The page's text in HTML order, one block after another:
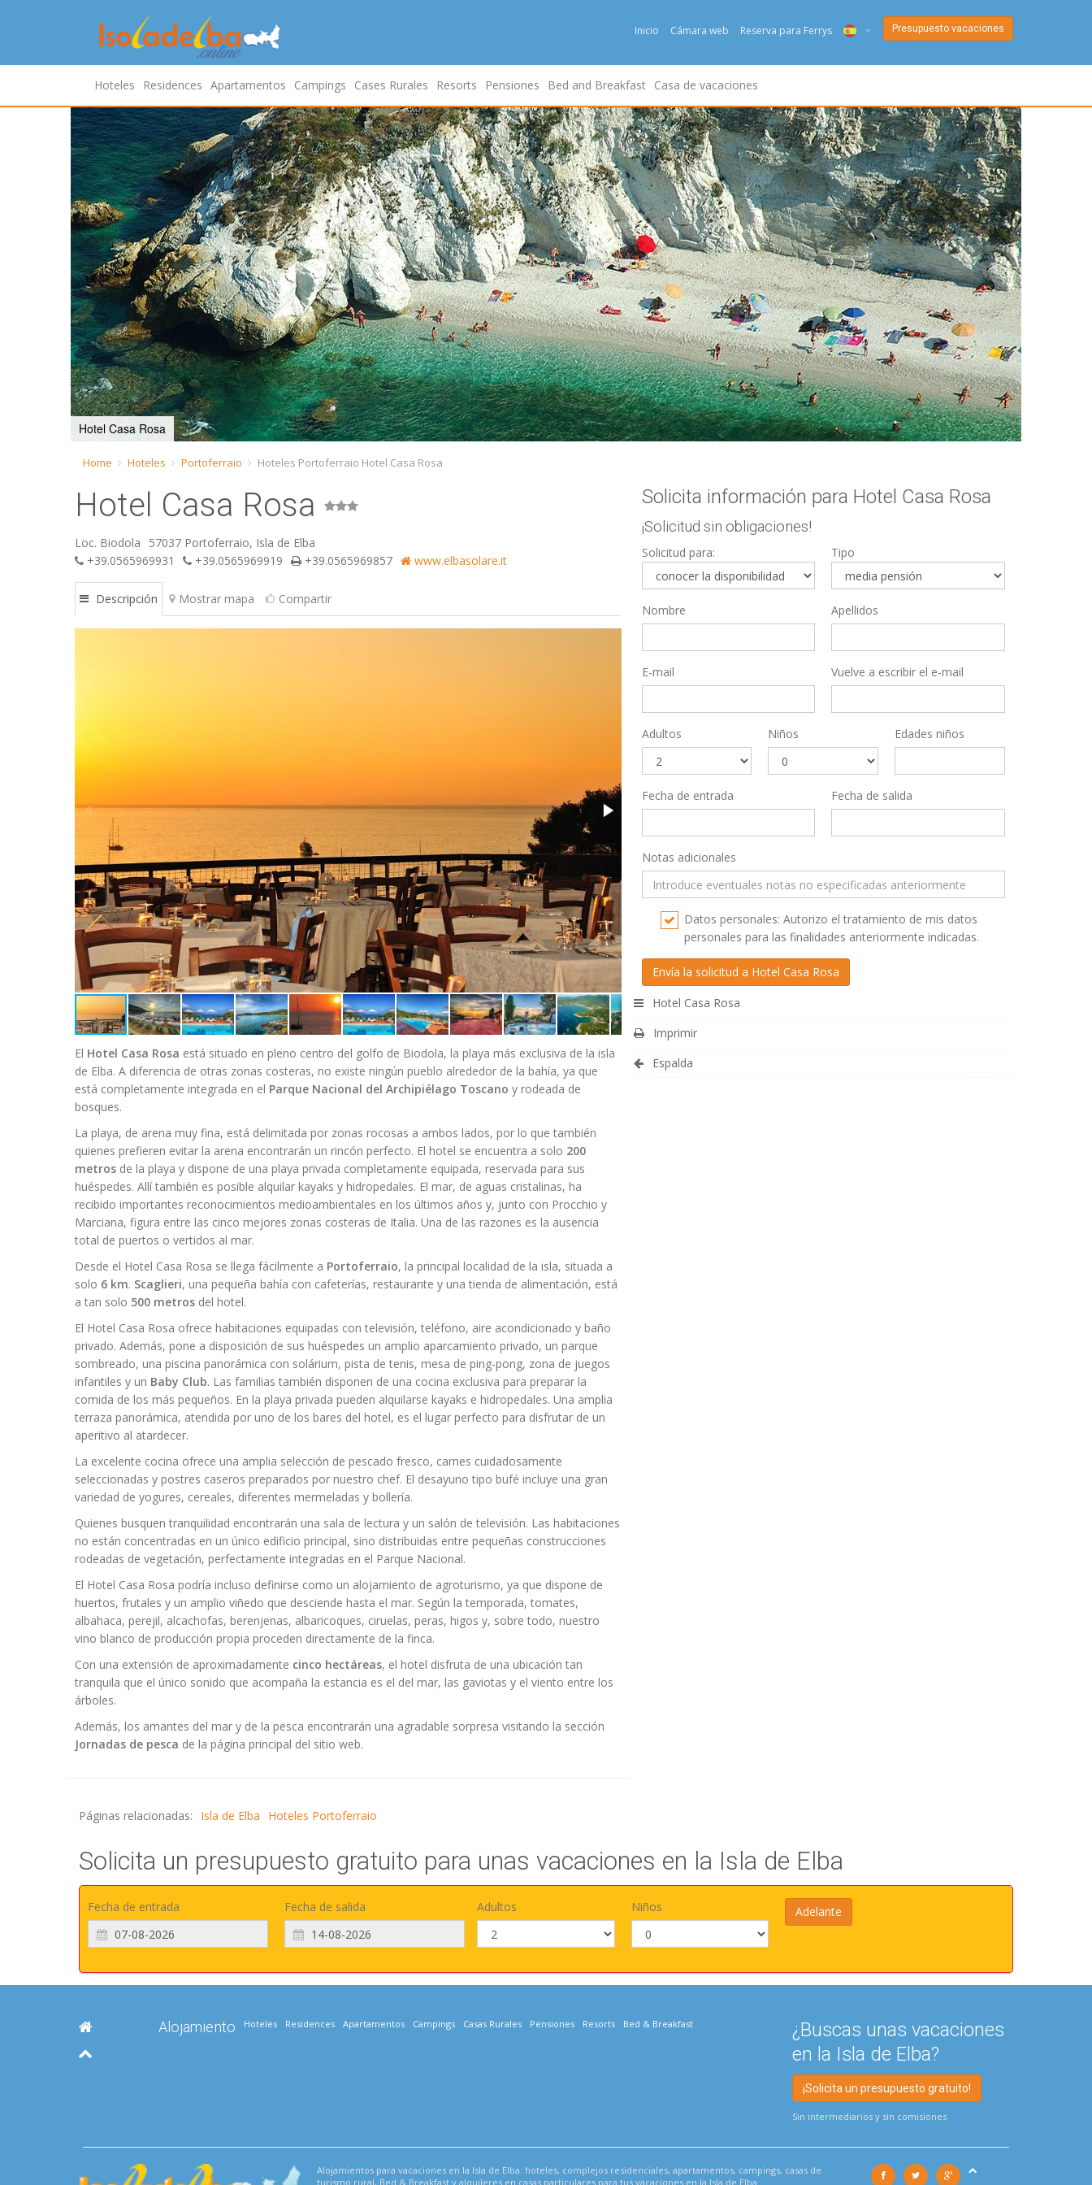
Inicio Cámara web Reserva para Ferrys
ENG
DEU
NED
FRA
PYC
DAN
ESP
SLO
Presupuesto vacaciones
Hoteles Residences Apartamentos Campings Cases Rurales Resorts Pensiones Bed and Breakfast Casa de vacaciones
Hotel Casa Rosa
Home Hoteles Portoferraio Hoteles Portoferraio Hotel Casa Rosa
Hotel Casa Rosa
Loc. Biodola
57037 Portoferraio, Isla de Elba
+39.0565969931
+39.0565969919 +39.0565969857 www.elbasolare.it
Descripción Mostrar mapa Compartir
El Hotel Casa Rosa está situado en pleno centro del golfo de Biodola, la playa más exclusiva de la isla
de Elba. A diferencia de otras zonas costeras, no existe ningún pueblo alrededor de la bahía, ya que
está completamente integrada en el Parque Nacional del Archipiélago Toscano y rodeada de
bosques.
La playa, de arena muy fina, está delimitada por zonas rocosas a ambos lados, por lo que también
quienes prefieren evitar la arena encontrarán un rincón perfecto. El hotel se encuentra a solo 200
metros de la playa y dispone de una playa privada completamente equipada, reservada para sus
huéspedes. Allí también es posible alquilar kayaks y hidropedales. El mar, de aguas cristalinas, ha
recibido importantes reconocimientos medioambientales en los últimos años y, junto con Procchio y
Marciana, figura entre las cinco mejores zonas costeras de Italia. Una de las razones es la ausencia
total de puertos o vertidos al mar.
Desde el Hotel Casa Rosa se llega fácilmente a Portoferraio, la principal localidad de la isla, situada a
solo 6 km. Scaglieri, una pequeña bahía con cafeterías, restaurante y una tienda de alimentación, está
a tan solo 500 metros del hotel.
El Hotel Casa Rosa ofrece habitaciones equipadas con televisión, teléfono, aire acondicionado y baño
privado. Además, pone a disposición de sus huéspedes un amplio aparcamiento privado, un parque
sombreado, una piscina panorámica con solárium, pista de tenis, mesa de ping-pong, zona de juegos
infantiles y un Baby Club. Las familias también disponen de una cocina exclusiva para preparar la
comida de los más pequeños. En la playa privada pueden alquilarse kayaks e hidropedales. Una amplia
terraza panorámica, atendida por uno de los bares del hotel, es el lugar perfecto para disfrutar de un
aperitivo al atardecer.
La excelente cocina ofrece una amplia selección de pescado fresco, carnes cuidadosamente
seleccionadas y postres caseros preparados por nuestro chef. El desayuno tipo bufé incluye una gran
variedad de yogures, cereales, diferentes mermeladas y bollería.
Quienes busquen tranquilidad encontrarán una sala de lectura y un salón de televisión. Las habitaciones
no están concentradas en un único edificio principal, sino distribuidas entre pequeñas construcciones
rodeadas de vegetación, perfectamente integradas en el Parque Nacional.
El Hotel Casa Rosa podría incluso definirse como un alojamiento de agroturismo, ya que dispone de
huertos, frutales y un amplio viñedo que desciende hasta el mar. Según la temporada, tomates,
albahaca, perejil, alcachofas, berenjenas, albaricoques, ciruelas, peras, higos y, sobre todo, nuestro
vino blanco de producción propia proceden directamente de la finca.
Con una extensión de aproximadamente cinco hectáreas, el hotel disfruta de una ubicación tan
tranquila que el único sonido que acompaña la estancia es el del mar, las gaviotas y el viento entre los
árboles.
Además, los amantes del mar y de la pesca encontrarán una agradable sorpresa visitando la sección
Jornadas de pesca de la página principal del sitio web.
Solicita información para Hotel Casa Rosa
¡Solicitud sin obligaciones!
Solicitud para: Tipo
Nombre Apellidos
E-mail Vuelve a escribir el e-mail
Adultos Niños Edades niños
Fecha de entrada Fecha de salida
Notas adicionales
Datos personales: Autorizo el tratamiento de mis datos
personales para las finalidades anteriormente indicadas.
Hotel Casa Rosa
Imprimir
Espalda
Páginas relacionadas: Isla de Elba Hoteles Portoferraio
Solicita un presupuesto gratuito para unas vacaciones en la Isla de Elba
Fecha de entrada Fecha de salida Adultos Niños
Alojamiento Hoteles Residences Apartamentos Campings Casas Rurales Pensiones Resorts Bed & Breakfast
¿Buscas unas vacaciones
en la Isla de Elba?
¡Solicita un presupuesto gratuito!
Sin intermediarios y sin comisiones
Alojamientos para vacaciones en la Isla de Elba: hoteles, complejos residenciales, apartamentos, campings, casas de
turismo rural, Bed & Breakfast y alquileres en casas particulares para tus vacaciones en la Isla de Elba